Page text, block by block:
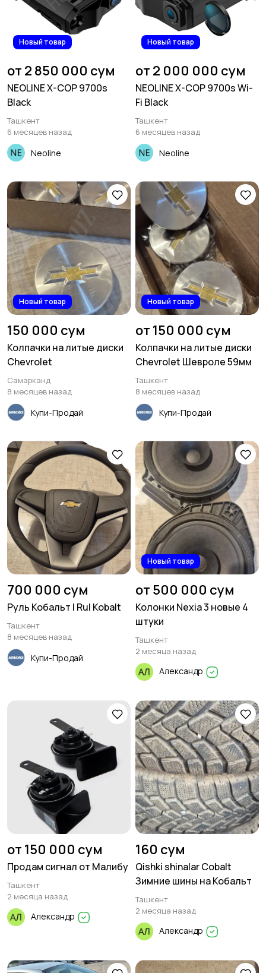
Новый товар
от 2 850 000 сум
NEOLINE X-COP 9700s
Black
Ташкент
6 месяцев назад
Neoline
Новый товар
от 2 000 000 сум
NEOLINE X-COP 9700s Wi-
Fi Black
Ташкент
6 месяцев назад
Neoline
Новый товар
150 000 сум
Колпачки на литые диски
Chevrolet
Самарканд
8 месяцев назад
Купи-Продай
Новый товар
от 150 000 сум
Колпачки на литые диски
Chevrolet Шевроле 59мм
Ташкент
8 месяцев назад
Купи-Продай
700 000 сум
Руль Кобальт | Rul Kobalt
Ташкент
8 месяцев назад
Купи-Продай
Новый товар
от 500 000 сум
Колонки Nexia 3 новые 4
штуки
Ташкент
2 месяца назад
Александр
от 150 000 сум
Продам сигнал от Малибу
Ташкент
2 месяца назад
Александр
160 сум
Qishki shinalar Cobalt
Зимние шины на Кобальт
Ташкент
2 месяца назад
Александр